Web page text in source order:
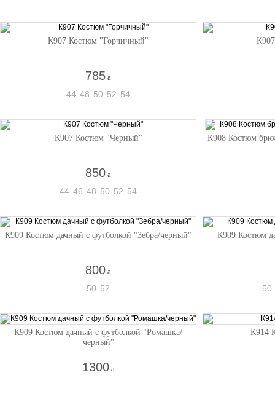
К907 Костюм "Горчичный"
785 a
44 48 50 52 54
К907 Костюм "Черный"
850 a
44 46 48 50 52 54
К908 Костюм
К909 Костюм дачный с футболкой "Зебра/черный"
800 a
50 52
К909 Костюм
50
К909 Костюм дачный с футболкой "Ромашка/
черный"
1300 a
К914